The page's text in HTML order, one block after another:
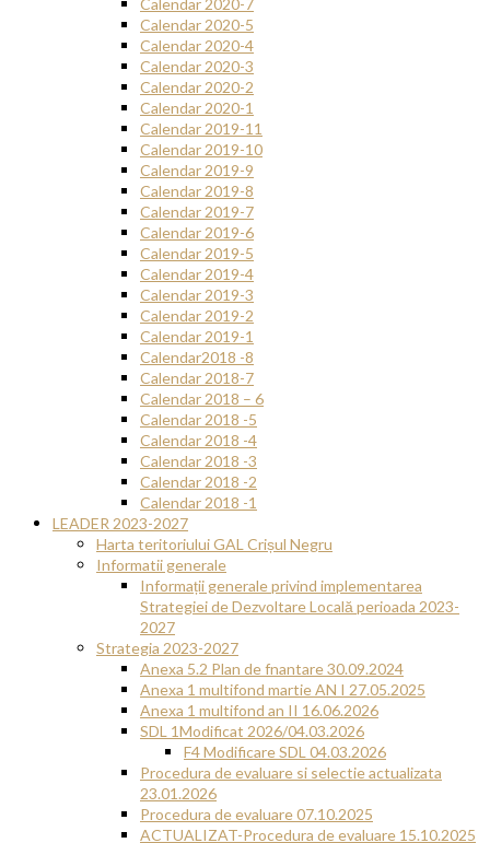
Calendar 2020-5
Calendar 2020-4
Calendar 2020-3
Calendar 2020-2
Calendar 2020-1
Calendar 2019-11
Calendar 2019-10
Calendar 2019-9
Calendar 2019-8
Calendar 2019-7
Calendar 2019-6
Calendar 2019-5
Calendar 2019-4
Calendar 2019-3
Calendar 2019-2
Calendar 2019-1
Calendar2018 -8
Calendar 2018-7
Calendar 2018 – 6
Calendar 2018 -5
Calendar 2018 -4
Calendar 2018 -3
Calendar 2018 -2
Calendar 2018 -1
LEADER 2023-2027
Harta teritoriului GAL Crișul Negru
Informatii generale
Informații generale privind implementarea
Strategiei de Dezvoltare Locală perioada 2023-
2027
Strategia 2023-2027
Anexa 5.2 Plan de fnantare 30.09.2024
Anexa 1 multifond martie AN I 27.05.2025
Anexa 1 multifond an II 16.06.2026
SDL 1Modificat 2026/04.03.2026
F4 Modificare SDL 04.03.2026
Procedura de evaluare si selectie actualizata
23.01.2026
Procedura de evaluare 07.10.2025
ACTUALIZAT-Procedura de evaluare 15.10.2025